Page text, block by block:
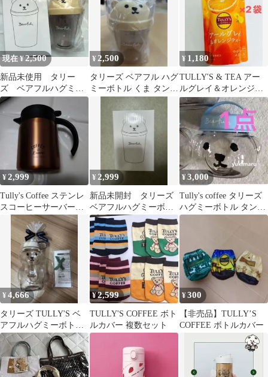
現在 ¥2,500
新品未使用 タリー
ズ ベアフルハグミー
ボトル タンブラー
¥2,500
タリーズ ベアフル ハグ
ミーボトル くま タンブ
ラー tully's
¥ 1,180
TULLY'S & TEA アー
ルグレイ＆オレンジテ
ィー 12袋入り×2個セッ
ト
¥2,999
Tully's Coffee ステンレ
スコーヒーサーバー
0.635L
¥ 2,999
新品未開封 タリーズ
ベアフルハグミーボト
ル ライトベージュ
¥3,000
Tully's coffee タリーズ
ハグミーボトル タンブ
ラー ハグミー
¥4,666
タリーズ TULLY'S ベ
アフルハグミーボトル
2024 タンブラー ベアー
¥2,599
TULLY'S COFFEE ボト
ルカバー 複数セット
¥300
【非売品】TULLY’S
COFFEE ボトルカバー